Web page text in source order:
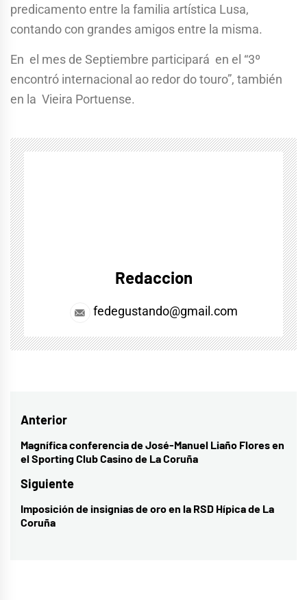
predicamento entre la familia artística Lusa,
contando con grandes amigos entre la misma.
En el mes de Septiembre participará en el “3º
encontró internacional ao redor do touro”, también
en la Vieira Portuense.
Redaccion
fedegustando@gmail.com
Navegación
de
entradas
Anterior
Entrada
anterior:
Magnífica conferencia de José-Manuel Liaño Flores en
el Sporting Club Casino de La Coruña
Siguiente
Entrada
siguiente:
Imposición de insignias de oro en la RSD Hípica de La
Coruña